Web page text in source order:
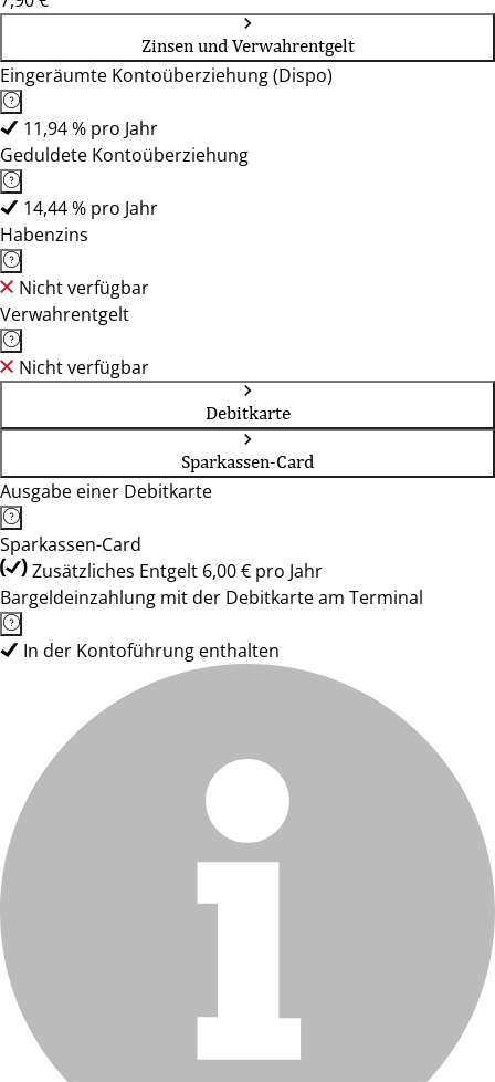
Zinsen und Verwahrentgelt
Eingeräumte Kontoüberziehung (Dispo)
11,94 % pro Jahr
Geduldete Kontoüberziehung
14,44 % pro Jahr
Habenzins
Nicht verfügbar
Verwahrentgelt
Nicht verfügbar
Debitkarte
Sparkassen-Card
Ausgabe einer Debitkarte
Sparkassen-Card
Zusätzliches Entgelt 6,00 € pro Jahr
Bargeldeinzahlung mit der Debitkarte am Terminal
In der Kontoführung enthalten